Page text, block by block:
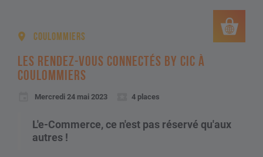
COULOMMIERS
LES RENDEZ-VOUS CONNECTÉS BY CIC À
COULOMMIERS
Mercredi 24 mai 2023 4 places
L'e-Commerce, ce n'est pas réservé qu'aux
autres !